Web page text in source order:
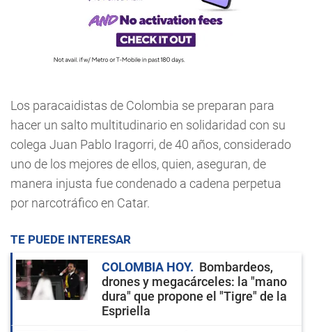
Los paracaidistas de Colombia se preparan para
hacer un salto multitudinario en solidaridad con su
colega Juan Pablo Iragorri, de 40 años, considerado
uno de los mejores de ellos, quien, aseguran, de
manera injusta fue condenado a cadena perpetua
por narcotráfico en Catar.
TE PUEDE INTERESAR
COLOMBIA HOY
Bombardeos,
drones y megacárceles: la "mano
dura" que propone el "Tigre" de la
Espriella